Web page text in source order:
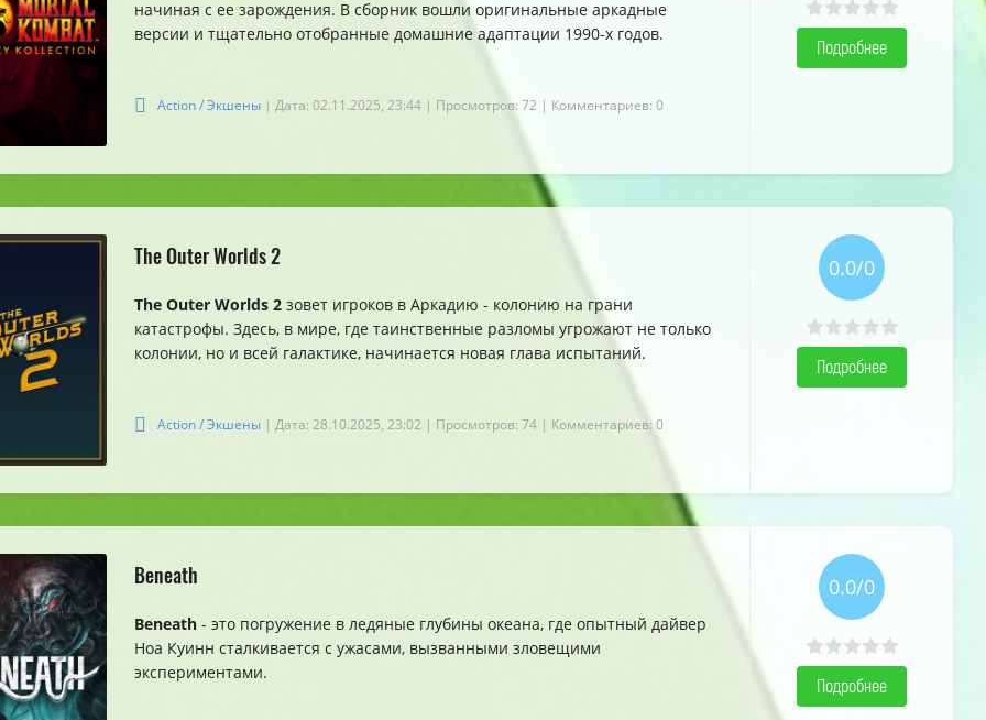
начиная с ее зарождения. В сборник вошли оригинальные аркадные
версии и тщательно отобранные домашние адаптации 1990-х годов.
Action / Экшены | Дата: 02.11.2025, 23:44 | Просмотров: 72 | Комментариев: 0
Подробнее
The Outer Worlds 2
The Outer Worlds 2 зовет игроков в Аркадию - колонию на грани
катастрофы. Здесь, в мире, где таинственные разломы угрожают не только
колонии, но и всей галактике, начинается новая глава испытаний.
Action / Экшены | Дата: 28.10.2025, 23:02 | Просмотров: 74 | Комментариев: 0
0.0/0
Подробнее
Beneath
Beneath - это погружение в ледяные глубины океана, где опытный дайвер
Ноа Куинн сталкивается с ужасами, вызванными зловещими
экспериментами.
0.0/0
Подробнее